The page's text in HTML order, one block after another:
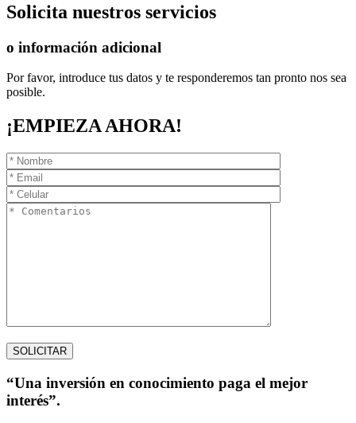
Solicita nuestros servicios
o información adicional
Por favor, introduce tus datos y te responderemos tan pronto nos sea
posible.
¡EMPIEZA AHORA!
“Una inversión en conocimiento paga el mejor
interés”.